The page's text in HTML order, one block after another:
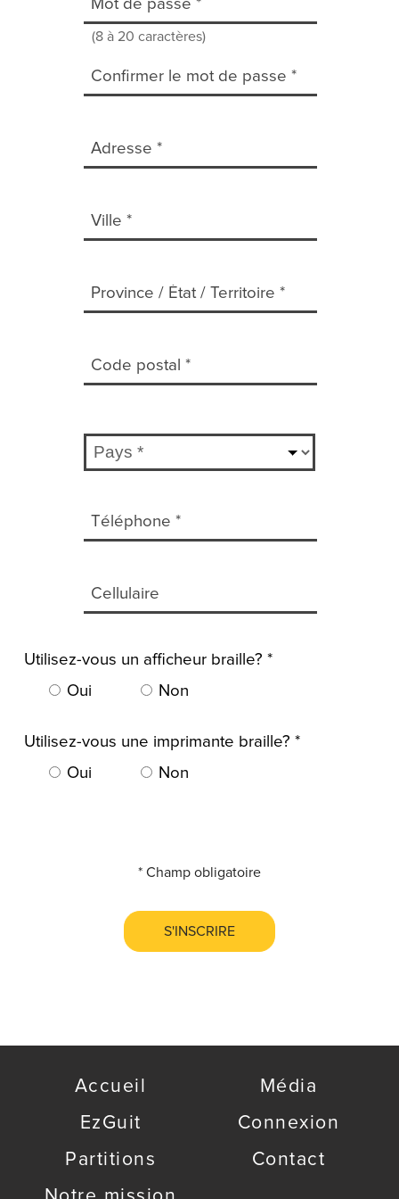
* Champ obligatoire
(8 à 20 caractères)
Utilisez-vous un afficheur braille? *
Oui
Non
Utilisez-vous une imprimante braille? *
Oui
Non
S'INSCRIRE
Accueil
EzGuit
Partitions
Média
Connexion
Contact